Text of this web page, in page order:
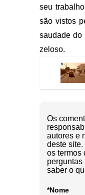
seu
são vistos
saudade do
zeloso.
Os
autores e
deste
os termos
perguntas
saber o
*Nome